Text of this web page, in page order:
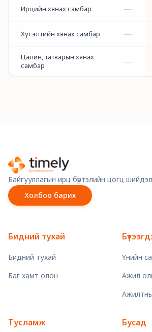
Ирцийн хянах самбар —
Хүсэлтийн хянах самбар —
Цалин, татварын хянах
самбар
—
Байгууллагын ирц бүртэлийн цогц шийдэл
Холбоо барих
Бидний тухай
Бидний тухай
Баг хамт олон
Үнийн
Ажил
Тусламж Бусад